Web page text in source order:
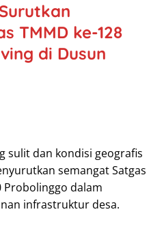
TMMD ke-128
di Dusun
sulit dan kondisi geografis
semangat Satgas
Probolinggo dalam
infrastruktur desa.